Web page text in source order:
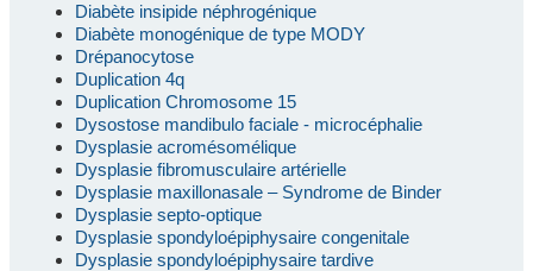
Diabète insipide néphrogénique
Diabète monogénique de type MODY
Drépanocytose
Duplication 4q
Duplication Chromosome 15
Dysostose mandibulo faciale - microcéphalie
Dysplasie acromésomélique
Dysplasie fibromusculaire artérielle
Dysplasie maxillonasale – Syndrome de Binder
Dysplasie septo-optique
Dysplasie spondyloépiphysaire congenitale
Dysplasie spondyloépiphysaire tardive